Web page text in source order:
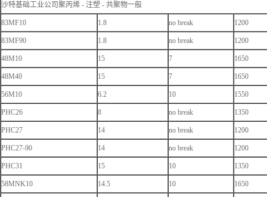
沙特基础工业公司聚丙烯 - 注塑 - 共聚物一般
83MF10 1.8 no break 1200
83MF90 1.8 no break 1200
48M10 15 7 1650
48M40 15 7 1650
56M10 6.2 10 1550
PHC26 8 no break 1350
PHC27 14 no break 1200
PHC27-90 14 no break 1200
PHC31 15 10 1350
58MNK10 14.5 10 1650